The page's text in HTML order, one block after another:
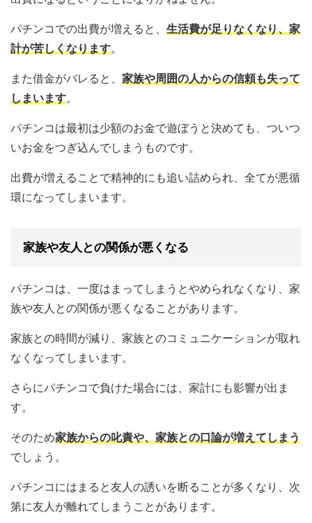
パチンコでの出費が増えると、 生活費が足りなくなり、家
計が苦しくなります。
また借金がバレると、 家族や周囲の人からの信頼も失って
しまいます。
パチンコは最初は少額のお金で遊ぼうと決めても、ついつ
いお金をつぎ込んでしまうものです。
出費が増えることで精神的にも追い詰められ、全てが悪循
環になってしまいます。
家族や友人との関係が悪くなる
パチンコは、一度はまってしまうとやめられなくなり、家
族や友人との関係が悪くなることがあります。
家族との時間が減り、家族とのコミュニケーションが取れ
なくなってしまいます。
さらにパチンコで負けた場合には、家計にも影響が出ま
す。
そのため家族からの叱責や、家族との口論が増えてしまう
でしょう。
パチンコにはまると友人の誘いを断ることが多くなり、次
第に友人が離れてしまうことがあります。